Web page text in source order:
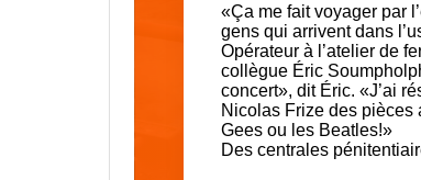
«Ça me fait voyager par
gens qui arrivent dans
Opérateur à l’atelier de
collègue Éric
concert», dit Éric. «J’ai
Nicolas Frize des pièces
Gees ou les Beatles!»
Des centrales